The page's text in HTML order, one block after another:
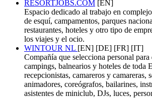
RESORTJOBS.COM [EN]
Espacio dedicado al trabajo en
de esquí, campamentos, parques
restaurantes, hoteles y otro tipo de
los viajes y el ocio.
WINTOUR NL [EN] [DE] [FR] [IT]
Compañía que selecciona personal
campings, balnearios y hoteles de toda
recepcionistas, camareros y camareras,
animadores, coreógrafos, bailarines,
asistentes de miniclub, DJs, luces,